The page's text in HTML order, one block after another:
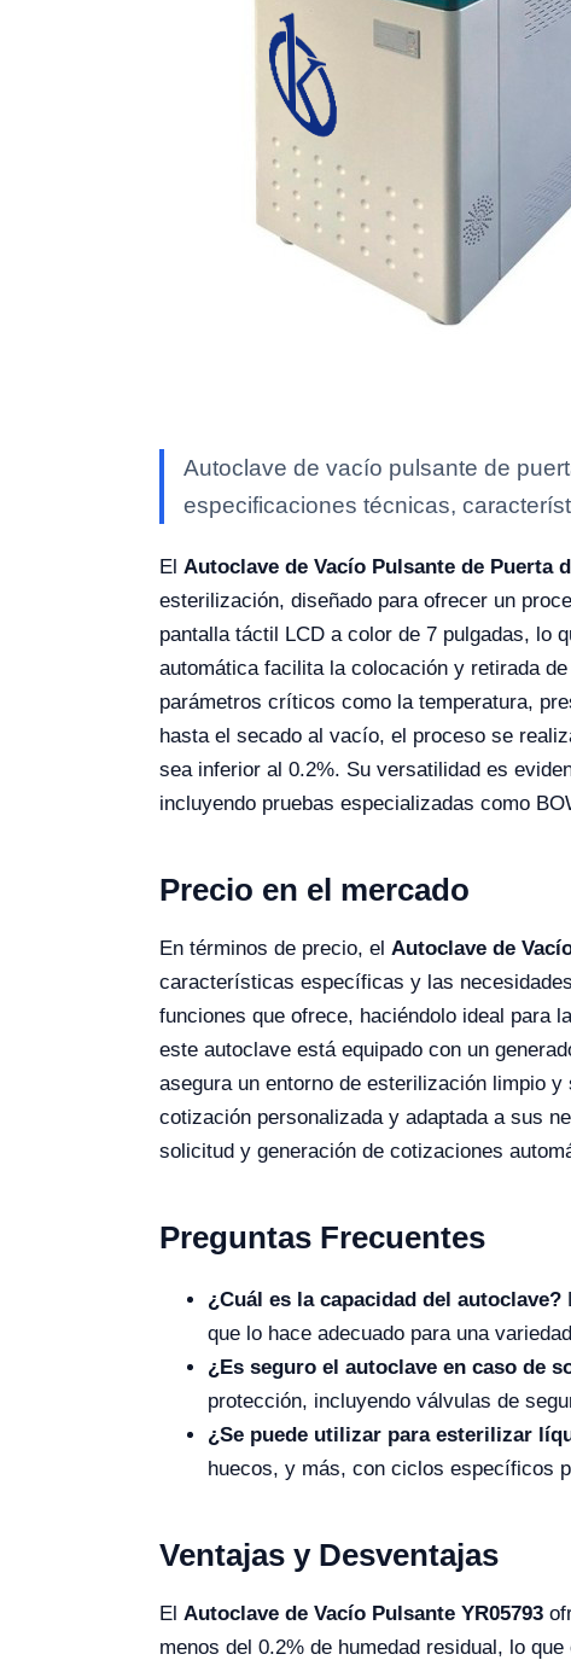
Autoclave de vacío pulsante de
especificaciones técnicas,
El Autoclave de Vacío Pulsante de Puerta
esterilización, diseñado para ofrecer un
pantalla táctil LCD a color de 7 pulgadas, lo
automática facilita la colocación y retirada
parámetros críticos como la temperatura,
hasta el secado al vacío, el proceso se
sea inferior al 0.2%. Su versatilidad es
incluyendo pruebas especializadas como
Precio en el mercado
En términos de precio, el Autoclave de
características específicas y las
funciones que ofrece, haciéndolo ideal para
este autoclave está equipado con un
asegura un entorno de esterilización limpio
cotización personalizada y adaptada a sus
solicitud y generación de cotizaciones
Preguntas Frecuentes
¿Cuál es la capacidad del autoclave?
que lo hace adecuado para una
¿Es seguro el autoclave en caso de
protección, incluyendo válvulas de
¿Se puede utilizar para esterilizar
huecos, y más, con ciclos específicos
Ventajas y Desventajas
El Autoclave de Vacío Pulsante YR05793
menos del 0.2% de humedad residual, lo